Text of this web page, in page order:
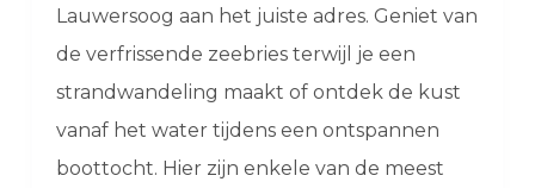
Lauwersoog aan het juiste adres. Geniet van
de verfrissende zeebries terwijl je een
strandwandeling maakt of ontdek de kust
vanaf het water tijdens een ontspannen
boottocht. Hier zijn enkele van de meest